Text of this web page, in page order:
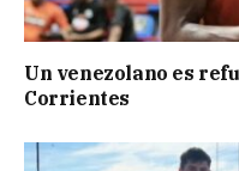
Un venezolano es
Corrientes